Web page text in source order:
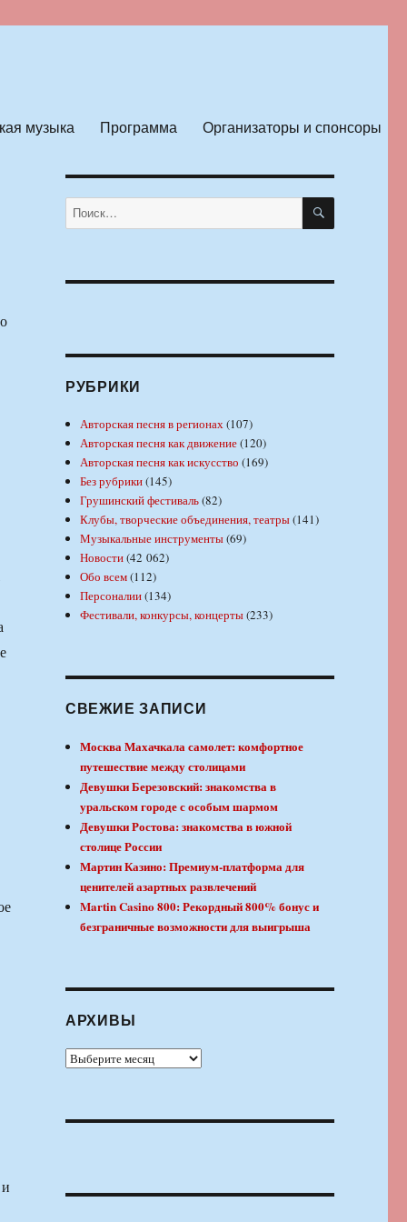
музыка Программа Организаторы и спонсоры
Искать: ПОИСК
РУБРИКИ
Авторская песня в регионах(107)
Авторская песня как движение(120)
Авторская песня как искусство (169)
Без рубрики(145)
Грушинский фестиваль(82)
Клубы, творческие объединения, театры(141)
Музыкальные инструменты(69)
Новости(42 062)
Обо всем(112)
Персоналии(134)
Фестивали, конкурсы, концерты(233)
СВЕЖИЕ ЗАПИСИ
Москва Махачкала самолет: комфортное
путешествие между столицами
Девушки Березовский: знакомства в
уральском городе с особым шармом
Девушки Ростова: знакомства в южной
столице России
Мартин Казино: Премиум-платформа для
ценителей азартных развлечений
Martin Casino 800: Рекордный 800% бонус и
безграничные возможности для выигрыша
АРХИВЫ
Архивы